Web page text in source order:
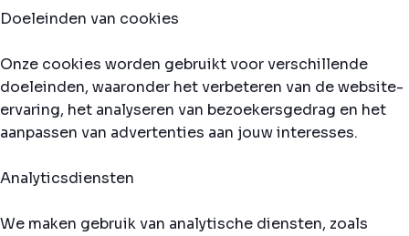
Doeleinden van cookies
Onze cookies worden gebruikt voor verschillende
doeleinden, waaronder het verbeteren van de website-
ervaring, het analyseren van bezoekersgedrag en het
aanpassen van advertenties aan jouw interesses.
Analyticsdiensten
We maken gebruik van analytische diensten, zoals